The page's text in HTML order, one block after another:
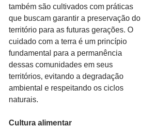
também são cultivados com práticas
que buscam garantir a preservação do
território para as futuras gerações. O
cuidado com a terra é um princípio
fundamental para a permanência
dessas comunidades em seus
territórios, evitando a degradação
ambiental e respeitando os ciclos
naturais.
Cultura alimentar